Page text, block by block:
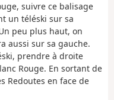
suivre ce balisage
un téléski sur sa
peu plus haut, on
aussi sur sa gauche.
prendre à droite
Rouge. En sortant de
Redoutes en face de